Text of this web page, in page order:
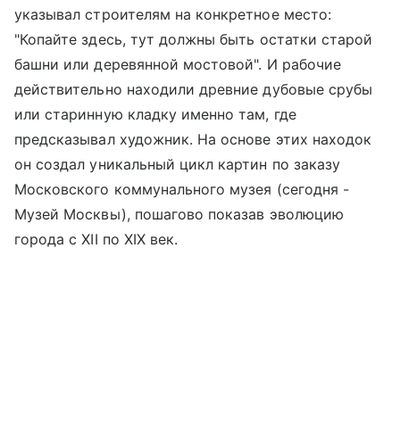
указывал строителям на конкретное место:
"Копайте здесь, тут должны быть остатки старой
башни или деревянной мостовой". И рабочие
действительно находили древние дубовые срубы
или старинную кладку именно там, где
предсказывал художник. На основе этих находок
он создал уникальный цикл картин по заказу
Московского коммунального музея (сегодня -
Музей Москвы), пошагово показав эволюцию
города с XII по XIX век.